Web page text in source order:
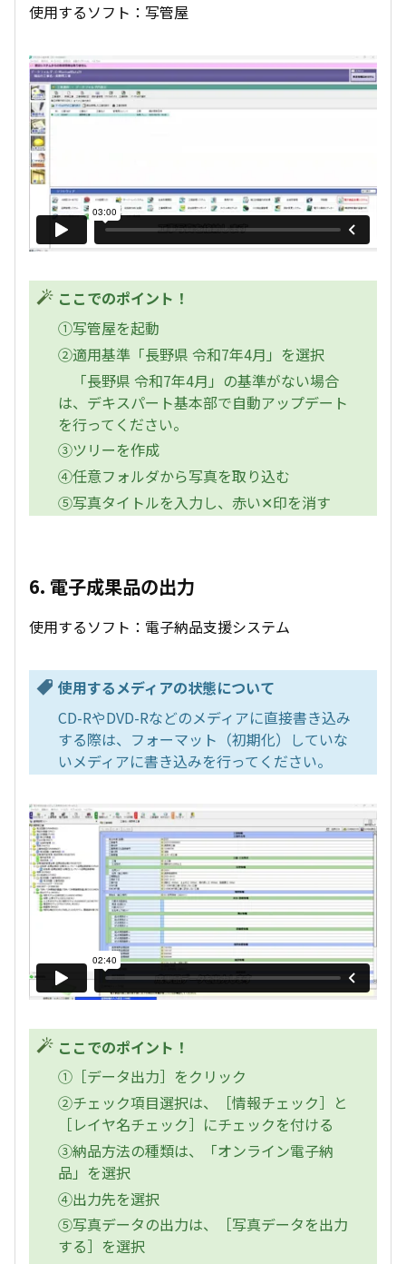
使用するソフト：写管屋
ここでのポイント！
①写管屋を起動
②適用基準「長野県 令和7年4月」を選択
「長野県 令和7年4月」の基準がない場合
は、デキスパート基本部で自動アップデート
を行ってください。
③ツリーを作成
④任意フォルダから写真を取り込む
⑤写真タイトルを入力し、赤い✕印を消す
6. 電子成果品の出力
使用するソフト：電子納品支援システム
使用するメディアの状態について
CD-RやDVD-Rなどのメディアに直接書き込み
する際は、フォーマット（初期化）していな
いメディアに書き込みを行ってください。
ここでのポイント！
①［データ出力］をクリック
②チェック項目選択は、［情報チェック］と
［レイヤ名チェック］にチェックを付ける
③納品方法の種類は、「オンライン電子納
品」を選択
④出力先を選択
⑤写真データの出力は、［写真データを出力
する］を選択